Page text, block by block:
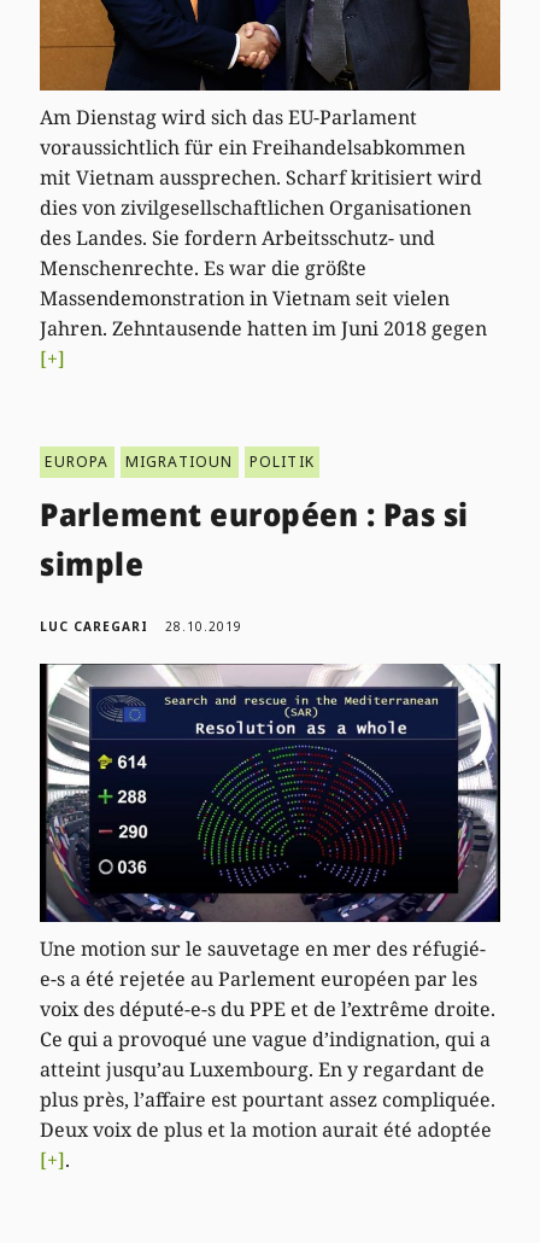
Am Dienstag wird sich das EU-Parlament
voraussichtlich für ein Freihandelsabkommen
mit Vietnam aussprechen. Scharf kritisiert wird
dies von zivilgesellschaftlichen Organisationen
des Landes. Sie fordern Arbeitsschutz- und
Menschenrechte. Es war die größte
Massendemonstration in Vietnam seit vielen
Jahren. Zehntausende hatten im Juni 2018 gegen
[+]
EUROPA MIGRATIOUN POLITIK
Parlement européen : Pas si
simple
LUC CAREGARI 28.10.2019
Une motion sur le sauvetage en mer des réfugié-
e-s a été rejetée au Parlement européen par les
voix des député-e-s du PPE et de l’extrême droite.
Ce qui a provoqué une vague d’indignation, qui a
atteint jusqu’au Luxembourg. En y regardant de
plus près, l’affaire est pourtant assez compliquée.
Deux voix de plus et la motion aurait été adoptée
[+].